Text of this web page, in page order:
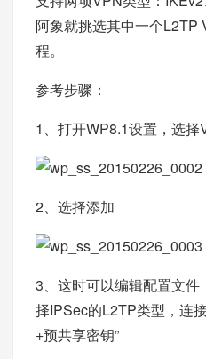
阿象就挑选其中一个L2TP
程。
参考步骤：
1、打开WP8.1设置，选择
2、选择添加
3、这时可以编辑配置文
择IPSec的L2TP类型，连
+预共享密钥”